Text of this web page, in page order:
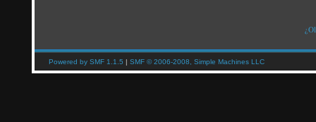
Powered by SMF 1.1.5 | SMF © 2006-2008, Simple Machines LLC